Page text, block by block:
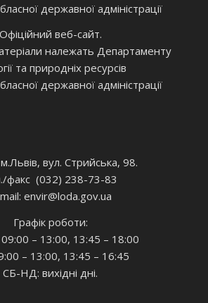
державної адміністрації
Офіційний веб-сайт.
належать Департаменту
та природніх ресурсів
державної адміністрації
вул. Стрийська, 98.
факс (032) 238-73-83
envir@loda.gov.ua
Графік роботи:
– 13:00, 13:45 – 18:00
– 13:00, 13:45 – 16:45
СБ-НД: вихідні дні.